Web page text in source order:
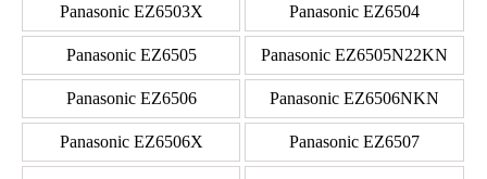
Panasonic EZ6503X Panasonic EZ6504
Panasonic EZ6505 Panasonic EZ6505N22KN
Panasonic EZ6506 Panasonic EZ6506NKN
Panasonic EZ6506X Panasonic EZ6507